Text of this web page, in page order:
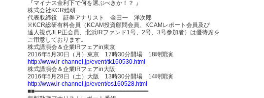
『マイナス金利下で何を選ぶべきか！？ 』
株式会社KCR総研
代表取締役 証券アナリスト 金田一 洋次郎
※KCR総研有料会員（KCAM投資顧問会員、KCAMレポート会員及び
達人視点JLP正会員、北浜IRファンド1号、2号、3号参加者）は優待席を
ご用意しております。
株式講演会＆企業IRフェアin東京
2016年5月30日（月）東京 17時30分開場 18時開演
http://www.ir-channel.jp/event/tk160530.html
株式講演会＆企業IRフェアin大阪
2016年5月28日（土）大阪 13時30分開場 14時開演
http://www.ir-channel.jp/event/os160528.html
■■━━━━━━━━━━━━━━━━━━━━━━━━━━━━━━━━━